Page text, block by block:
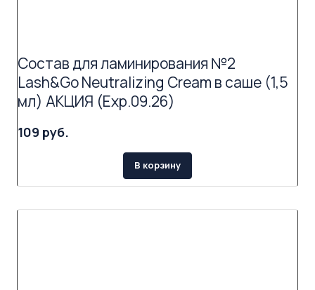
Состав для ламинирования №2
Lash&Go Neutralizing Cream в саше (1,5
мл) АКЦИЯ (Exp.09.26)
109 руб.
В корзину